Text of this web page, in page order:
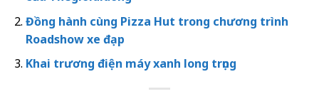
Đồng hành cùng Pizza Hut trong chương trình
Roadshow xe đạp
Khai trương điện máy xanh long trọng